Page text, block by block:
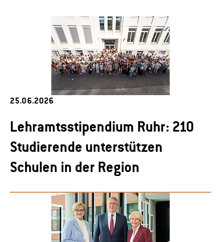
25.06.2026
Lehramtsstipendium Ruhr: 210
Studierende unterstützen
Schulen in der Region